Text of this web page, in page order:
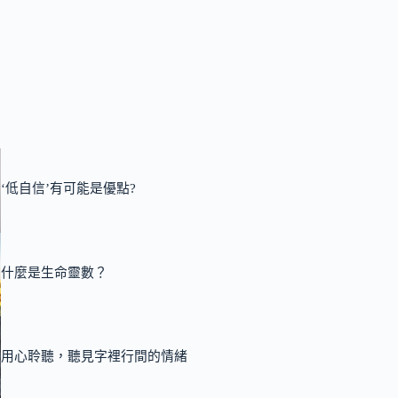
‘低自信’有可能是優點?
什麼是生命靈數？
用心聆聽，聽見字裡行間的情緒